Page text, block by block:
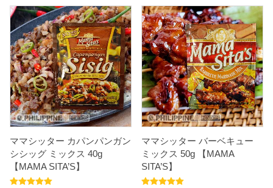
ピ
ア
シ
ャ
ン
ハ
イ
ミ
ッ
ク
ス
4
0
【
M
ママシッター カパンパンガン
シシッグ ミックス 40g
【MAMA SITA’S】
ママシッター バーベキュー
ミックス 50g 【MAMA
SITA’S】